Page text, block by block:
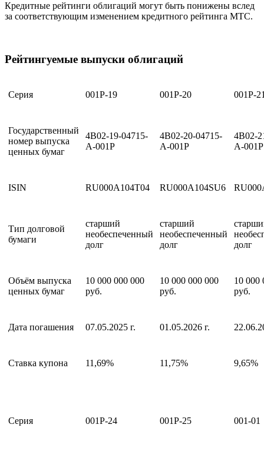
Кредитные рейтинги облигаций могут быть понижены вслед
за соответствующим изменением кредитного рейтинга МТС.
Рейтингуемые выпуски облигаций
Серия 001P-19 001P-20 001P-
Государственный
номер выпуска
ценных бумаг
4B02-19-04715-
A-001P
4B02-20-04715-
A-001P
4B02-
A-001P
ISIN RU000A104T04 RU000A104SU6
Тип долговой
бумаги
старший
необеспеченный
долг
старший
необеспеченный
долг
долг
Объём выпуска
ценных бумаг
10 000 000 000
руб.
10 000 000 000
руб.
10 000
руб.
Дата погашения 07.05.2025 г. 01.05.2026 г.
Ставка купона 11,69% 11,75% 9,65%
Серия 001P-24 001P-25 001-01